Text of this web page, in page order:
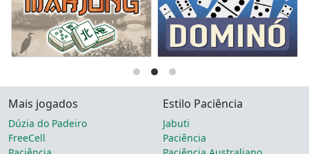
Mais jogados
Dúzia do Padeiro
FreeCell
Estilo Paciência
Jabuti
Paciência